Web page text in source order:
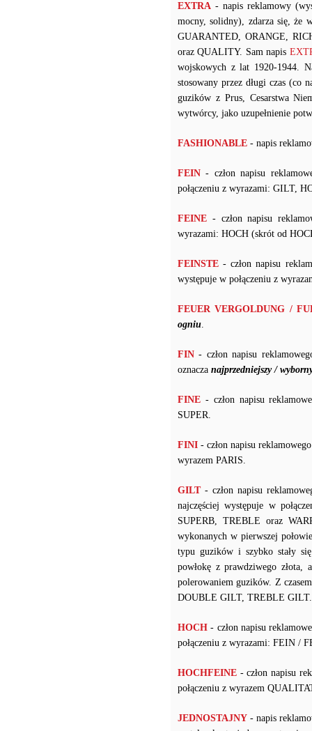
EXTRA - napis reklamowy
mocny, solidny), zdarza się, że
GUARANTED, ORANGE,
oraz QUALITY. Sam napis
wojskowych z lat 1920-1944.
stosowany przez długi czas
guzików z Prus, Cesarstwa
wytwórcy, jako uzupełnienie
FASHIONABLE - napis
FEIN - człon napisu
połączeniu z wyrazami: GILT,
FEINE - człon napisu
wyrazami: HOCH (skrót od
FEINSTE - człon napisu
występuje w połączeniu z
FEUER VERGOLDUNG /
ogniu.
FIN - człon napisu
oznacza najprzedniejszy /
FINE - człon napisu
SUPER.
FINI - człon napisu
wyrazem PARIS.
GILT- człon napisu
najczęściej występuje w
SUPERB, TREBLE oraz
wykonanych w pierwszej
typu guzików i szybko stały
powłokę z prawdziwego złota,
polerowaniem guzików. Z
DOUBLE GILT, TREBLE GILT.
HOCH - człon napisu
połączeniu z wyrazami: FEIN
HOCHFEINE - człon napisu
połączeniu z wyrazem
JEDNOSTAJNY - napis